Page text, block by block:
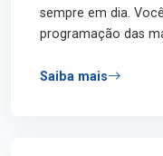
sempre em dia.
programação das
Saiba mais